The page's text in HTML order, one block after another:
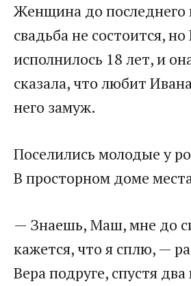
​Женщина до последнего
свадьба не состоится,
исполнилось 18 лет, и
сказала, что любит
него замуж.​
​Поселились молодые у
В просторном доме
​— Знаешь, Маш, мне до
кажется, что я сплю, —
Вера подруге, спустя